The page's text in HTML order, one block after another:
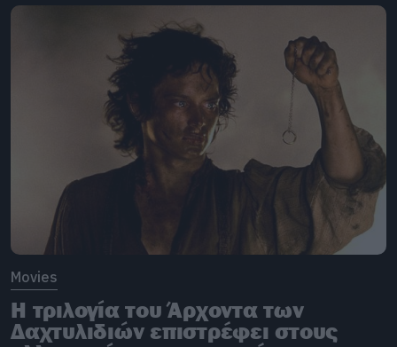
Movies
Η τριλογία του Άρχοντα των
Δαχτυλιδιών επιστρέφει στους